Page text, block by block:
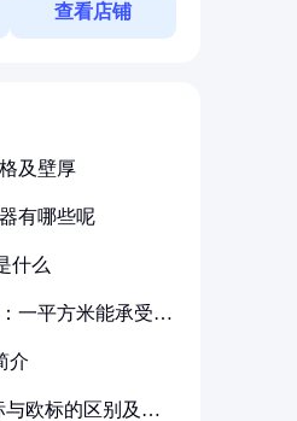
查看店铺
及壁厚
有哪些呢
什么
一平方米能承受多
介
与欧标的区别及其